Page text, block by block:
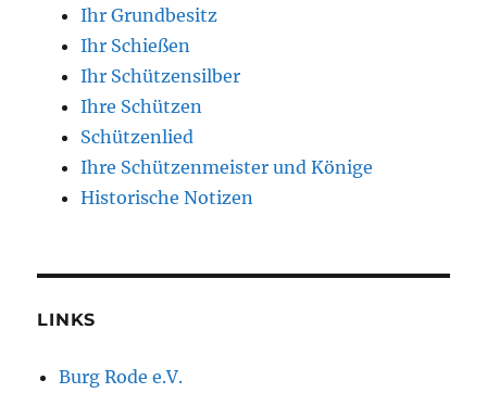
Ihr Grundbesitz
Ihr Schießen
Ihr Schützensilber
Ihre Schützen
Schützenlied
Ihre Schützenmeister und Könige
Historische Notizen
LINKS
Burg Rode e.V.